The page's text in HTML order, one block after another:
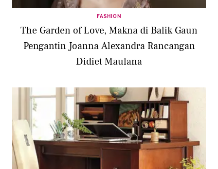
FASHION
The Garden of Love, Makna di Balik Gaun
Pengantin Joanna Alexandra Rancangan
Didiet Maulana